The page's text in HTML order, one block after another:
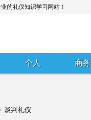
的礼仪知识学习网站！
个人 商务
谈判礼仪